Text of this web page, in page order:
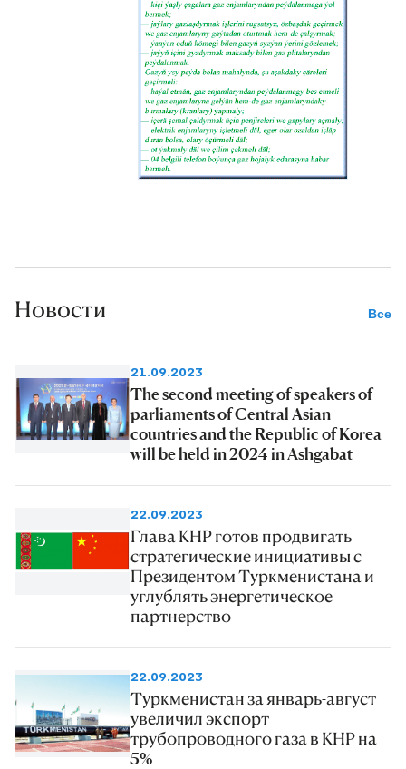
Новости Все
21.09.2023
The second meeting of speakers of
parliaments of Central Asian
countries and the Republic of Korea
will be held in 2024 in Ashgabat
22.09.2023
Глава КНР готов продвигать
стратегические инициативы с
Президентом Туркменистана и
углублять энергетическое
партнерство
22.09.2023
Туркменистан за январь-август
увеличил экспорт
трубопроводного газа в КНР на
5%